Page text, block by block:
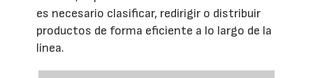
es necesario clasificar, redirigir o distribuir
productos de forma eficiente a lo largo de la
línea.